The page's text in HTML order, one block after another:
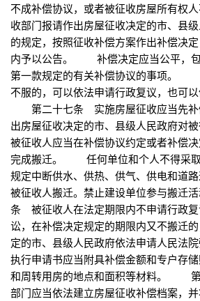
不成补偿协议，或者被征收房屋所有权
收部门报请作出房屋征收决定的市、县
的规定，按照征收补偿方案作出补偿决
内予以公告。 补偿决定应当公平，包
第一款规定的有关补偿协议的事项。
不服的，可以依法申请行政复议，也可以
第二十七条 实施房屋征收应当先
出房屋征收决定的市、县级人民政府对被
被征收人应当在补偿协议约定或者补偿
完成搬迁。 任何单位和个人不得采取
规定中断供水、供热、供气、供电和道
被征收人搬迁。禁止建设单位参与搬
条 被征收人在法定期限内不申请行政
讼，在补偿决定规定的期限内又不搬迁
定的市、县级人民政府依法申请人民
执行申请书应当附具补偿金额和专户存
和周转用房的地点和面积等材料。
部门应当依法建立房屋征收补偿档案，